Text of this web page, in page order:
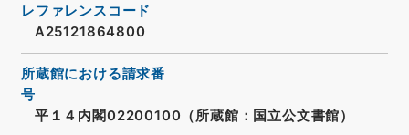
レファレンスコード
A25121864800
所蔵館における請求番
号
平１４内閣02200100（所蔵館：国立公文書館）